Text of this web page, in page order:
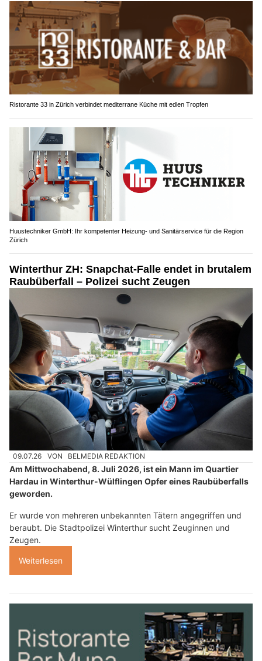
Ristorante 33 in Zürich verbindet mediterrane Küche mit edlen Tropfen
Huustechniker GmbH: Ihr kompetenter Heizung- und Sanitärservice für die Region
Zürich
Winterthur ZH: Snapchat-Falle endet in brutalem
Raubüberfall – Polizei sucht Zeugen
09.07.26 VON BELMEDIA REDAKTION
Am Mittwochabend, 8. Juli 2026, ist ein Mann im Quartier
Hardau in Winterthur-Wülflingen Opfer eines Raubüberfalls
geworden.
Er wurde von mehreren unbekannten Tätern angegriffen und
beraubt. Die Stadtpolizei Winterthur sucht Zeuginnen und
Zeugen.
Weiterlesen